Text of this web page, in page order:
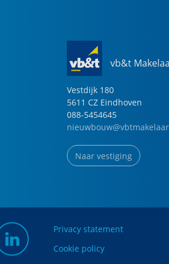
vb&t
Vestdijk 180
5611 CZ Eindhoven
088-5454645
Naar vestiging
Privacy statement
Cookie policy